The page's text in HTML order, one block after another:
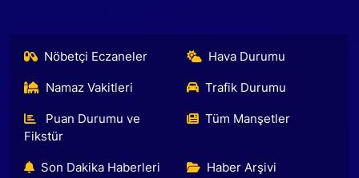
Nöbetçi Eczaneler Hava Durumu
Namaz Vakitleri Trafik Durumu
Puan Durumu ve
Fikstür
Tüm Manşetler
Son Dakika Haberleri Haber Arşivi